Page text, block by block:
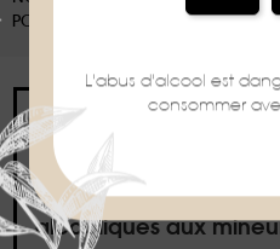
POUR EN SAVOIR PLUS :
Interdiction de
alcooliques aux
L'abus d'alcool est
consommer